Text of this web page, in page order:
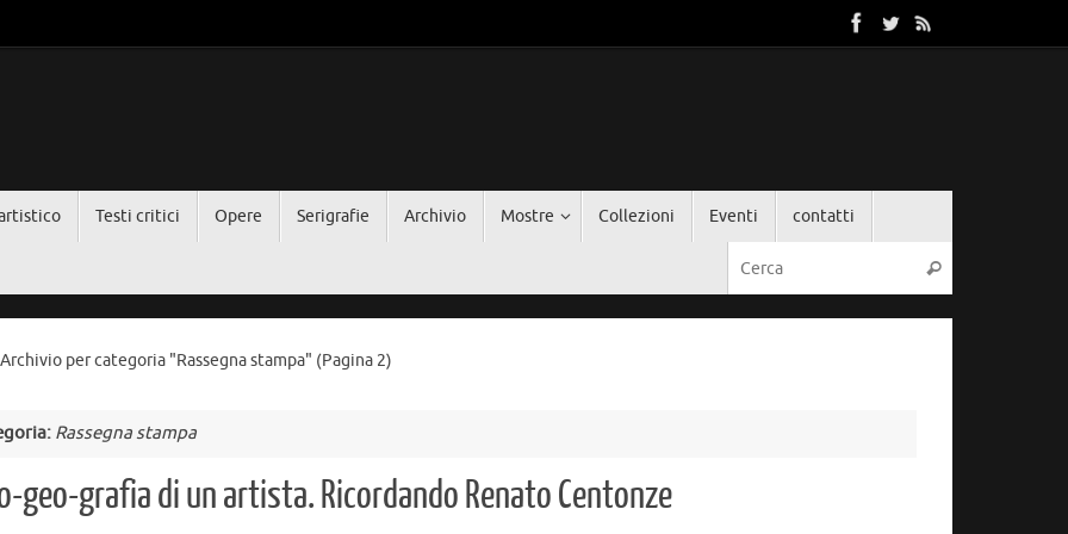
Testi critici Opere Serigrafie Archivio Mostre Collezioni Eventi contatti
Cerca
Archivio per categoria "Rassegna stampa" (Pagina 2)
Rassegna stampa
geo-grafia di un artista. Ricordando Renato Centonze